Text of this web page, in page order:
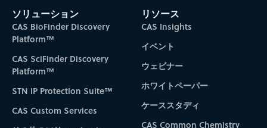
ソリューション
CAS BioFinder Discovery
Platform™
CAS SciFinder Discovery
Platform™
STN IP Protection Suite™
CAS Custom Services
リソース
CAS Insights
イベント
ウェビナー
ホワイトペーパー
ケーススタディ
CAS Common Chemistry